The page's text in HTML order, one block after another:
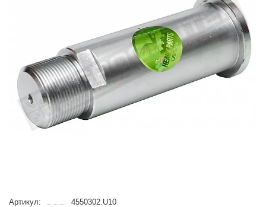
Артикул:
4550302.U10